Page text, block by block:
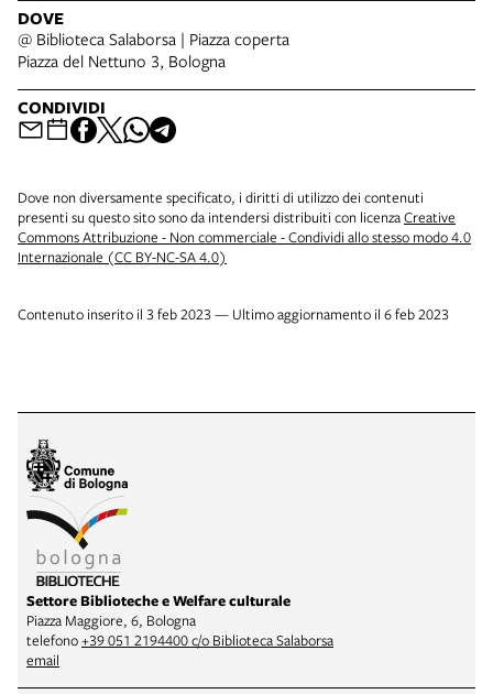
DOVE
@ Biblioteca Salaborsa | Piazza coperta
Piazza del Nettuno 3, Bologna
CONDIVIDI
Dove non diversamente specificato, i diritti di utilizzo dei contenuti
presenti su questo sito sono da intendersi distribuiti con licenzaCreative
Commons Attribuzione - Non commerciale - Condividi allo stesso modo 4.0
Internazionale (CC BY-NC-SA 4.0)
Contenuto inserito il 3 feb 2023 — Ultimo aggiornamento il 6 feb 2023
Settore Biblioteche e Welfare culturale
Piazza Maggiore, 6, Bologna
telefono+39 051 2194400 c/o Biblioteca Salaborsa
email